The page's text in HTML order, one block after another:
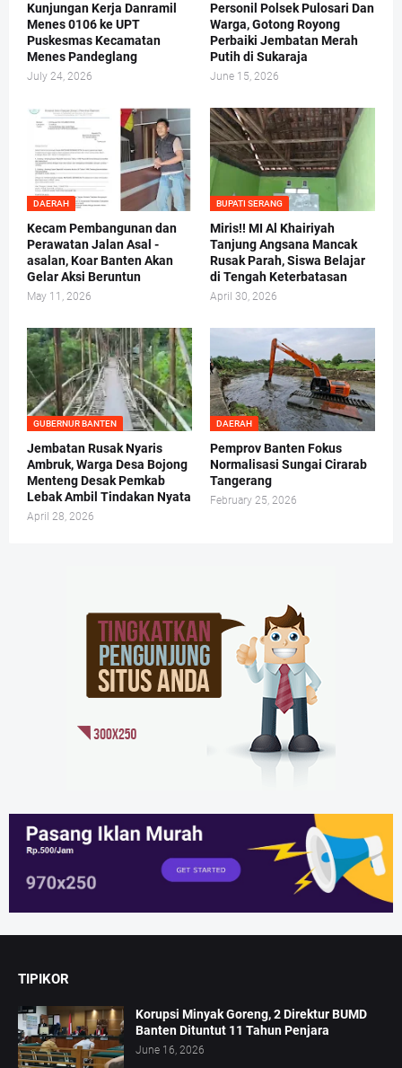
Kunjungan Kerja Danramil
Menes 0106 ke UPT
Puskesmas Kecamatan
Menes Pandeglang
July 24, 2026
Personil Polsek Pulosari Dan
Warga, Gotong Royong
Perbaiki Jembatan Merah
Putih di Sukaraja
June 15, 2026
DAERAH
Kecam Pembangunan dan
Perawatan Jalan Asal -
asalan, Koar Banten Akan
Gelar Aksi Beruntun
May 11, 2026
BUPATI SERANG
Miris!! MI Al Khairiyah
Tanjung Angsana Mancak
Rusak Parah, Siswa Belajar
di Tengah Keterbatasan
April 30, 2026
GUBERNUR BANTEN
Jembatan Rusak Nyaris
Ambruk, Warga Desa Bojong
Menteng Desak Pemkab
Lebak Ambil Tindakan Nyata
April 28, 2026
DAERAH
Pemprov Banten Fokus
Normalisasi Sungai Cirarab
Tangerang
February 25, 2026
TIPIKOR
Korupsi Minyak Goreng, 2 Direktur BUMD
Banten Dituntut 11 Tahun Penjara
June 16, 2026